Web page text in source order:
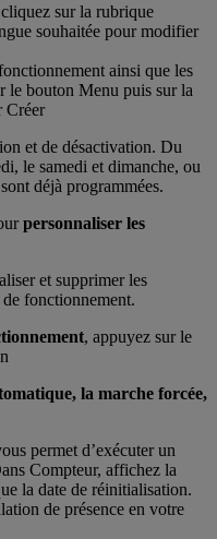
sur la rubrique
souhaitée pour modifier
ainsi que les
le bouton Menu puis sur la
Créer
et de désactivation. Du
le samedi et dimanche, ou
déjà programmées.
personnaliser les
et supprimer les
fonctionnement.
, appuyez sur le
la marche forcée,
permet d’exécuter un
Compteur, affichez la
la date de réinitialisation.
de présence en votre